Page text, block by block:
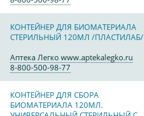
КОНТЕЙНЕР ДЛЯ БИОМАТЕРИАЛА
СТЕРИЛЬНЫЙ 120МЛ /ПЛАСТИЛАБ/
Аптека Легко www.aptekalegko.ru
8-800-500-98-77
КОНТЕЙНЕР ДЛЯ СБОРА
БИОМАТЕРИАЛА 120МЛ.